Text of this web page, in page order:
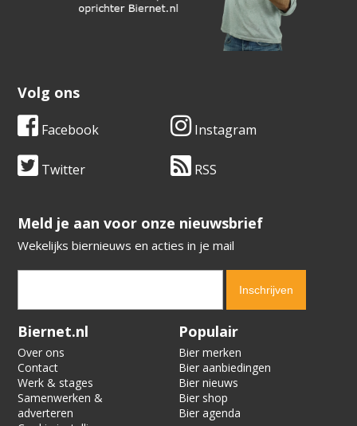
Volg ons
Facebook Instagram
Twitter RSS
​​​​​​​Meld je aan voor onze nieuwsbrief
Wekelijks biernieuws en acties in je mail
Verification code:
Biernet.nl
Over ons
Contact
Werk & stages
Samenwerken &
adverteren
Populair
Bier merken
Bier aanbiedingen
Bier nieuws
Bier shop
Bier agenda